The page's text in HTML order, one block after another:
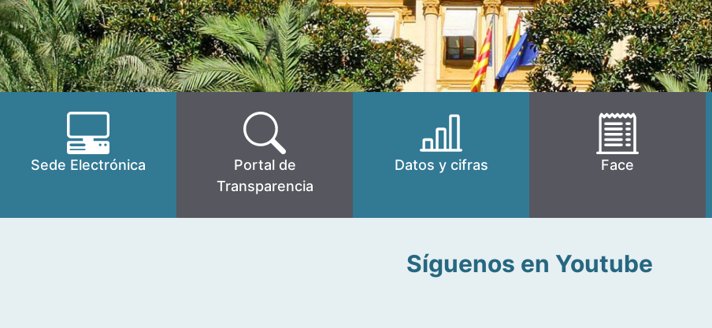
Sede Electrónica
Portal de
Transparencia
Datos y cifras Face
Síguenos en Youtube